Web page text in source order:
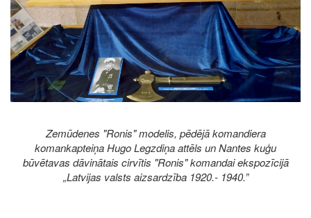
Zemūdenes "Ronis" modelis, pēdējā komandiera
komankapteiņa Hugo Legzdiņa attēls un Nantes kuģu
būvētavas dāvinātais cirvītis "Ronis" komandai ekspozīcijā
„Latvijas valsts aizsardzība 1920.- 1940.”